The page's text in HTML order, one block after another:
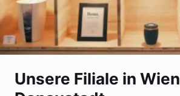
Unsere Filiale in Wien